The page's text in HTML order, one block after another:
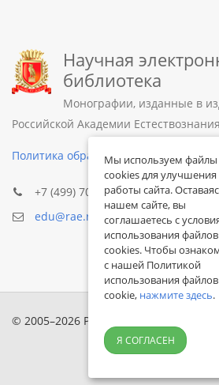
Научная
библиотека
Монографии, изданные в
Российской Академии Естествознания
Политика обработки персональных
+7 (499) 705-72-30
edu@rae.ru
© 2005–2026 Российская академия
Мы используем файлы
cookies для улучшения
работы сайта.
нашем сайте, вы
соглашаетесь с
использования файлов
cookies. Чтобы
с нашей Политикой
использования файлов
cookie, нажмите здесь.
Я СОГЛАСЕН